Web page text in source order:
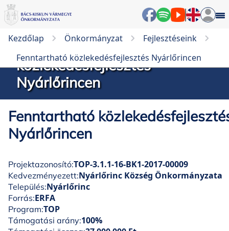
Kezdőlap Önkormányzat
Fejlesztéseink
Fenntartható közlekedésfejlesztés Nyárlőrincen
Fenntartható
közlekedésfejlesztés
Nyárlőrincen
Fenntartható
Nyárlőrincen
Projektazonosító:TOP-3.1.1-16-BK1-2017-00009
Kedvezményezett:Nyárlőrinc Község Önkormányzata
Település:Nyárlőrinc
Forrás:ERFA
Program:TOP
Támogatási arány:100%